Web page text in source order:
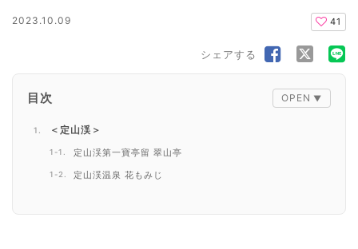
2023.10.09 41
シェアする
目次
＜定山渓＞
定山渓第一寶亭留 翠山亭
定山渓温泉 花もみじ